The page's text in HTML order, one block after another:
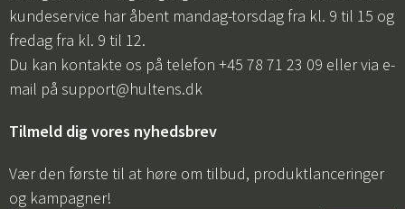
kundeservice har åbent mandag-torsdag fra kl. 9 til 15 og
fredag fra kl. 9 til 12.
Du kan kontakte os på telefon +45 78 71 23 09 eller via e-
mail på support@hultens.dk
Tilmeld dig vores nyhedsbrev
Vær den første til at høre om tilbud, produktlanceringer
og kampagner!